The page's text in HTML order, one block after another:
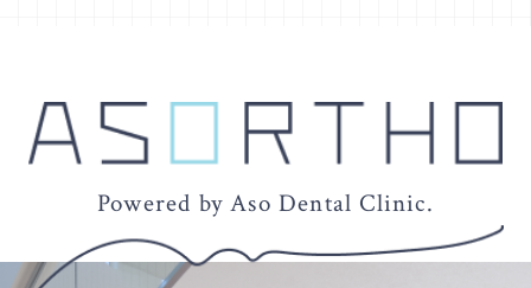
Powered by Aso Dental Clinic.